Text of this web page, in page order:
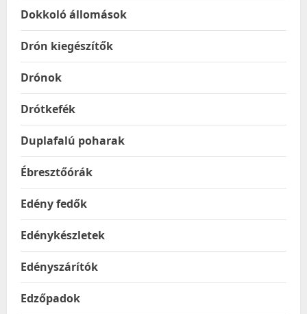
Dokkoló állomások
Drón kiegészítők
Drónok
Drótkefék
Duplafalú poharak
Ébresztőórák
Edény fedők
Edénykészletek
Edényszárítók
Edzőpadok